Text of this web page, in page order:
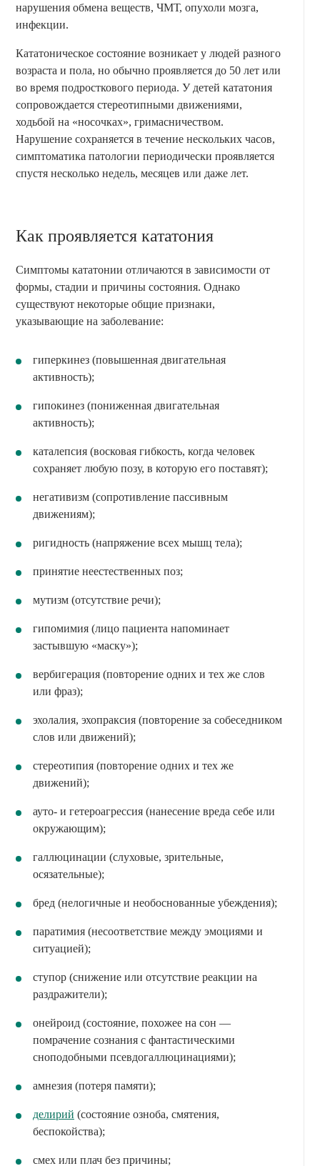
нарушения обмена веществ, ЧМТ, опухоли мозга,
инфекции.
Кататоническое состояние возникает у людей разного
возраста и пола, но обычно проявляется до 50 лет или
во время подросткового периода. У детей кататония
сопровождается стереотипными движениями,
ходьбой на «носочках», гримасничеством.
Нарушение сохраняется в течение нескольких часов,
симптоматика патологии периодически проявляется
спустя несколько недель, месяцев или даже лет.
Как проявляется кататония
Симптомы кататонии отличаются в зависимости от
формы, стадии и причины состояния. Однако
существуют некоторые общие признаки,
указывающие на заболевание:
гиперкинез (повышенная двигательная
активность);
гипокинез (пониженная двигательная
активность);
каталепсия (восковая гибкость, когда человек
сохраняет любую позу, в которую его поставят);
негативизм (сопротивление пассивным
движениям);
ригидность (напряжение всех мышц тела);
принятие неестественных поз;
мутизм (отсутствие речи);
гипомимия (лицо пациента напоминает
застывшую «маску»);
вербигерация (повторение одних и тех же слов
или фраз);
эхолалия, эхопраксия (повторение за собеседником
слов или движений);
стереотипия (повторение одних и тех же
движений);
ауто- и гетероагрессия (нанесение вреда себе или
окружающим);
галлюцинации (слуховые, зрительные,
осязательные);
бред (нелогичные и необоснованные убеждения);
паратимия (несоответствие между эмоциями и
ситуацией);
ступор (снижение или отсутствие реакции на
раздражители);
онейроид (состояние, похожее на сон —
помрачение сознания с фантастическими
сноподобными псевдогаллюцинациями);
амнезия (потеря памяти);
делирий (состояние озноба, смятения,
беспокойства);
смех или плач без причины;